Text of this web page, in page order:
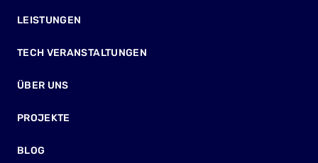
LEISTUNGEN
TECH VERANSTALTUNGEN
ÜBER UNS
PROJEKTE
BLOG